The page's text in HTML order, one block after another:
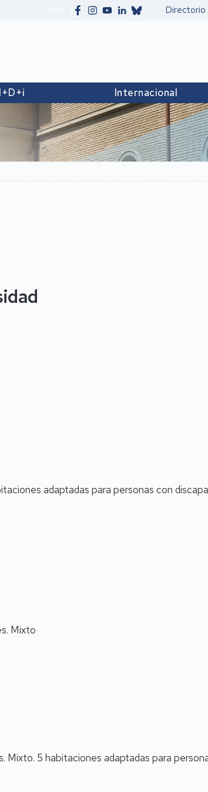
Directorio
I+D+i Internacional
adaptadas para personas con
Mixto
Mixto. 5 habitaciones adaptadas para